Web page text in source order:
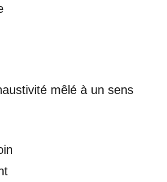
mêlé à un sens